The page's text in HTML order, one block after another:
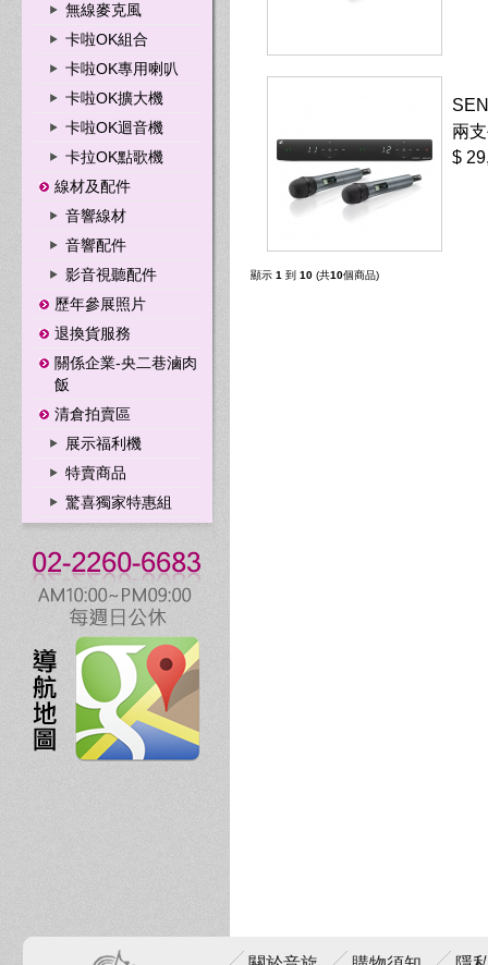
無線麥克風
卡啦OK組合
卡啦OK專用喇叭
卡啦OK擴大機
卡啦OK迴音機
卡拉OK點歌機
線材及配件
音響線材
音響配件
影音視聽配件
歷年參展照片
退換貨服務
關係企業-央二巷滷肉
飯
清倉拍賣區
展示福利機
特賣商品
驚喜獨家特惠組
兩
$
顯示 1 到 10 (共10個商品)